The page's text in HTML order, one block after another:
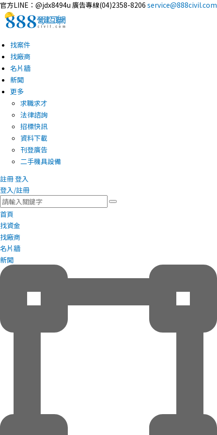
官方LINE：@jdx8494u 廣告專線(04)2358-8206 service@888civil.com
找案件
找廠商
名片牆
新聞
更多
求職求才
法律諮詢
招標快訊
資料下載
刊登廣告
二手機具設備
註冊登入
登入/註冊
首頁
找資金
找廠商
名片牆
新聞